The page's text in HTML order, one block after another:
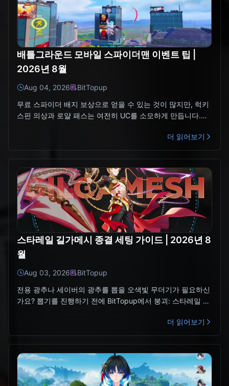
배틀그라운드 모바일 스파이더맨 이벤트 팁 |
2026년 8월
Aug 04, 2026
BitTopup
무료 스파이더 배지 보상으로 얻을 수 있는 것이 많지만, 럭키
스핀 의상과 로얄 패스는 여전히 UC를 소모하게 만듭니다.
더 읽어보기
스타레일 길가메시 종결 세팅 가이드 | 2026년 8
월
Aug 03, 2026
BitTopup
전용 광추나 세이버의 광추를 뽑을 오색빛 무더기가 필요하신
가요? 뽑기를 진행하기 전에 BitTopup에서 붕괴: 스타레일 충
더 읽어보기